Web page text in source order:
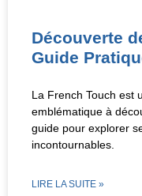
Découverte
Guide
La French Touch est
emblématique à
guide pour explorer
incontournables.
LIRE LA SUITE »